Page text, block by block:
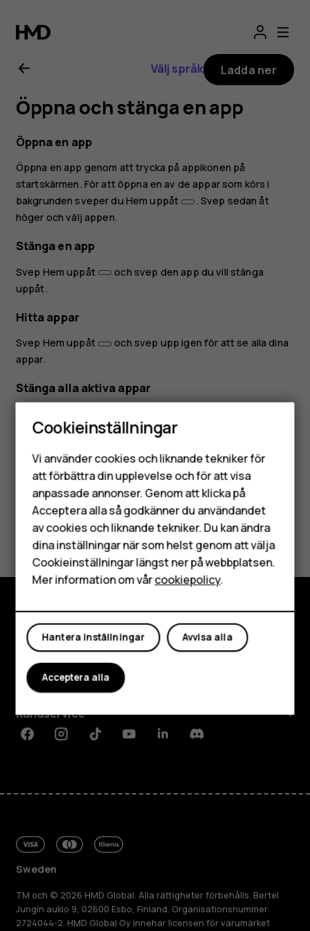
för
Nokia
8.1
Smartphones
Mobiltelefoner
Tillbehör
HMD Terra M
Surfplattor
Välj språk Ladda ner
Öppna och stänga en app
Öppna en app
Öppna en app genom att trycka på appikonen på
startskärmen. För att öppna en av de appar som körs i
bakgrunden sveper du Hem uppåt
. Svep sedan åt
höger och välj appen.
Stänga en app
Svep Hem uppåt
och svep den app du vill stänga
uppåt.
Hitta appar
Svep Hem uppåt
och svep upp igen för att se alla dina
appar.
Stänga alla aktiva appar
RENSA ALLA.
Var detta till hjälp?
Ja Nej
Utforska
Om
Planet and people
Kundservice
FacebookInstagramTiktokYoutubeLinkedinDiscord
Sweden
TM och © 2026 HMD Global. Alla rättigheter förbehålls. Bertel
Jungin aukio 9, 02600 Esbo, Finland. Organisationsnummer
2724044-2. HMD Global Oy innehar licensen för varumärket
Cookieinställningar
Vi använder cookies och liknande tekniker för
att förbättra din upplevelse och för att visa
anpassade annonser. Genom att klicka på
Acceptera alla så godkänner du användandet
av cookies och liknande tekniker. Du kan ändra
dina inställningar när som helst genom att välja
Cookieinställningar längst ner på webbplatsen.
Mer information om vårcookiepolicy.
Avvisa alla
Hantera inställningar
Acceptera alla